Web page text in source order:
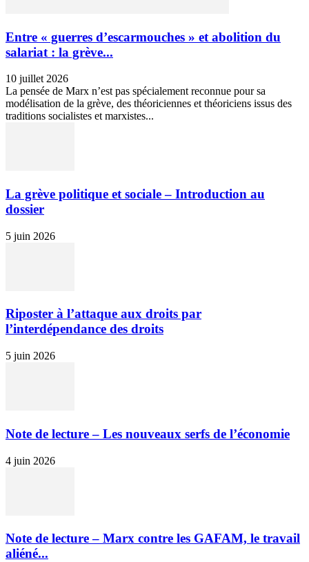
Entre « guerres d’escarmouches » et abolition du
salariat : la grève...
10 juillet 2026
La pensée de Marx n’est pas spécialement reconnue pour sa
modélisation de la grève, des théoriciennes et théoriciens issus des
traditions socialistes et marxistes...
La grève politique et sociale – Introduction au
dossier
5 juin 2026
Riposter à l’attaque aux droits par
l’interdépendance des droits
5 juin 2026
Note de lecture – Les nouveaux serfs de l’économie
4 juin 2026
Note de lecture – Marx contre les GAFAM, le travail
aliéné...